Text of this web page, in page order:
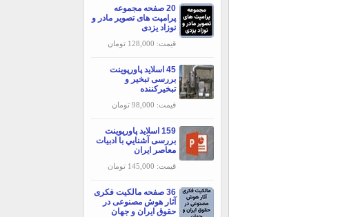
20 صفحه مجموعه
پرامپت های تصویر مادر و
نوزاد یزدی
قیمت: 128,000 تومان
45 اسلاید پاورپوینت
بررسی تبخير و
تبخيركننده
قیمت: 98,000 تومان
159 اسلاید پاورپوینت
بررسی آشنايي با ادبيات
معاصر ايران
قیمت: 145,000 تومان
36 صفحه مالکیت فکری
آثار هوش مصنوعی در
حقوق ایران و جهان